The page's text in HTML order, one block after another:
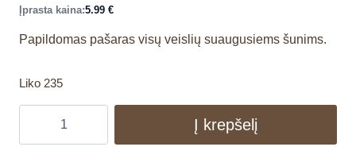
Įprasta kaina:5.99 €
Papildomas pašaras visų veislių suaugusiems šunims.
Liko 235
Į krepšelį